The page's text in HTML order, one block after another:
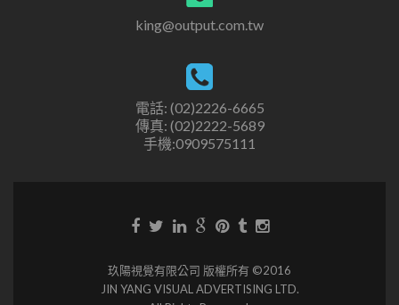
king@output.com.tw
電話: (02)2226-6665
傳真: (02)2222-5689
手機:0909575111
玖陽視覺有限公司 版權所有 ©2016
JIN YANG VISUAL ADVERTISING LTD.